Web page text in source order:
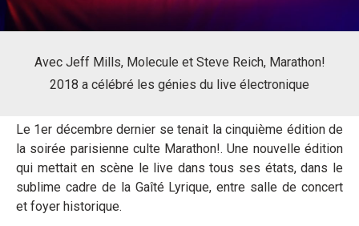
Avec Jeff Mills, Molecule et Steve Reich, Marathon!
2018 a célébré les génies du live électronique
Le 1er décembre dernier se tenait la cinquième édition de
la soirée parisienne culte Marathon!. Une nouvelle édition
qui mettait en scène le live dans tous ses états, dans le
sublime cadre de la Gaîté Lyrique, entre salle de concert
et foyer historique.